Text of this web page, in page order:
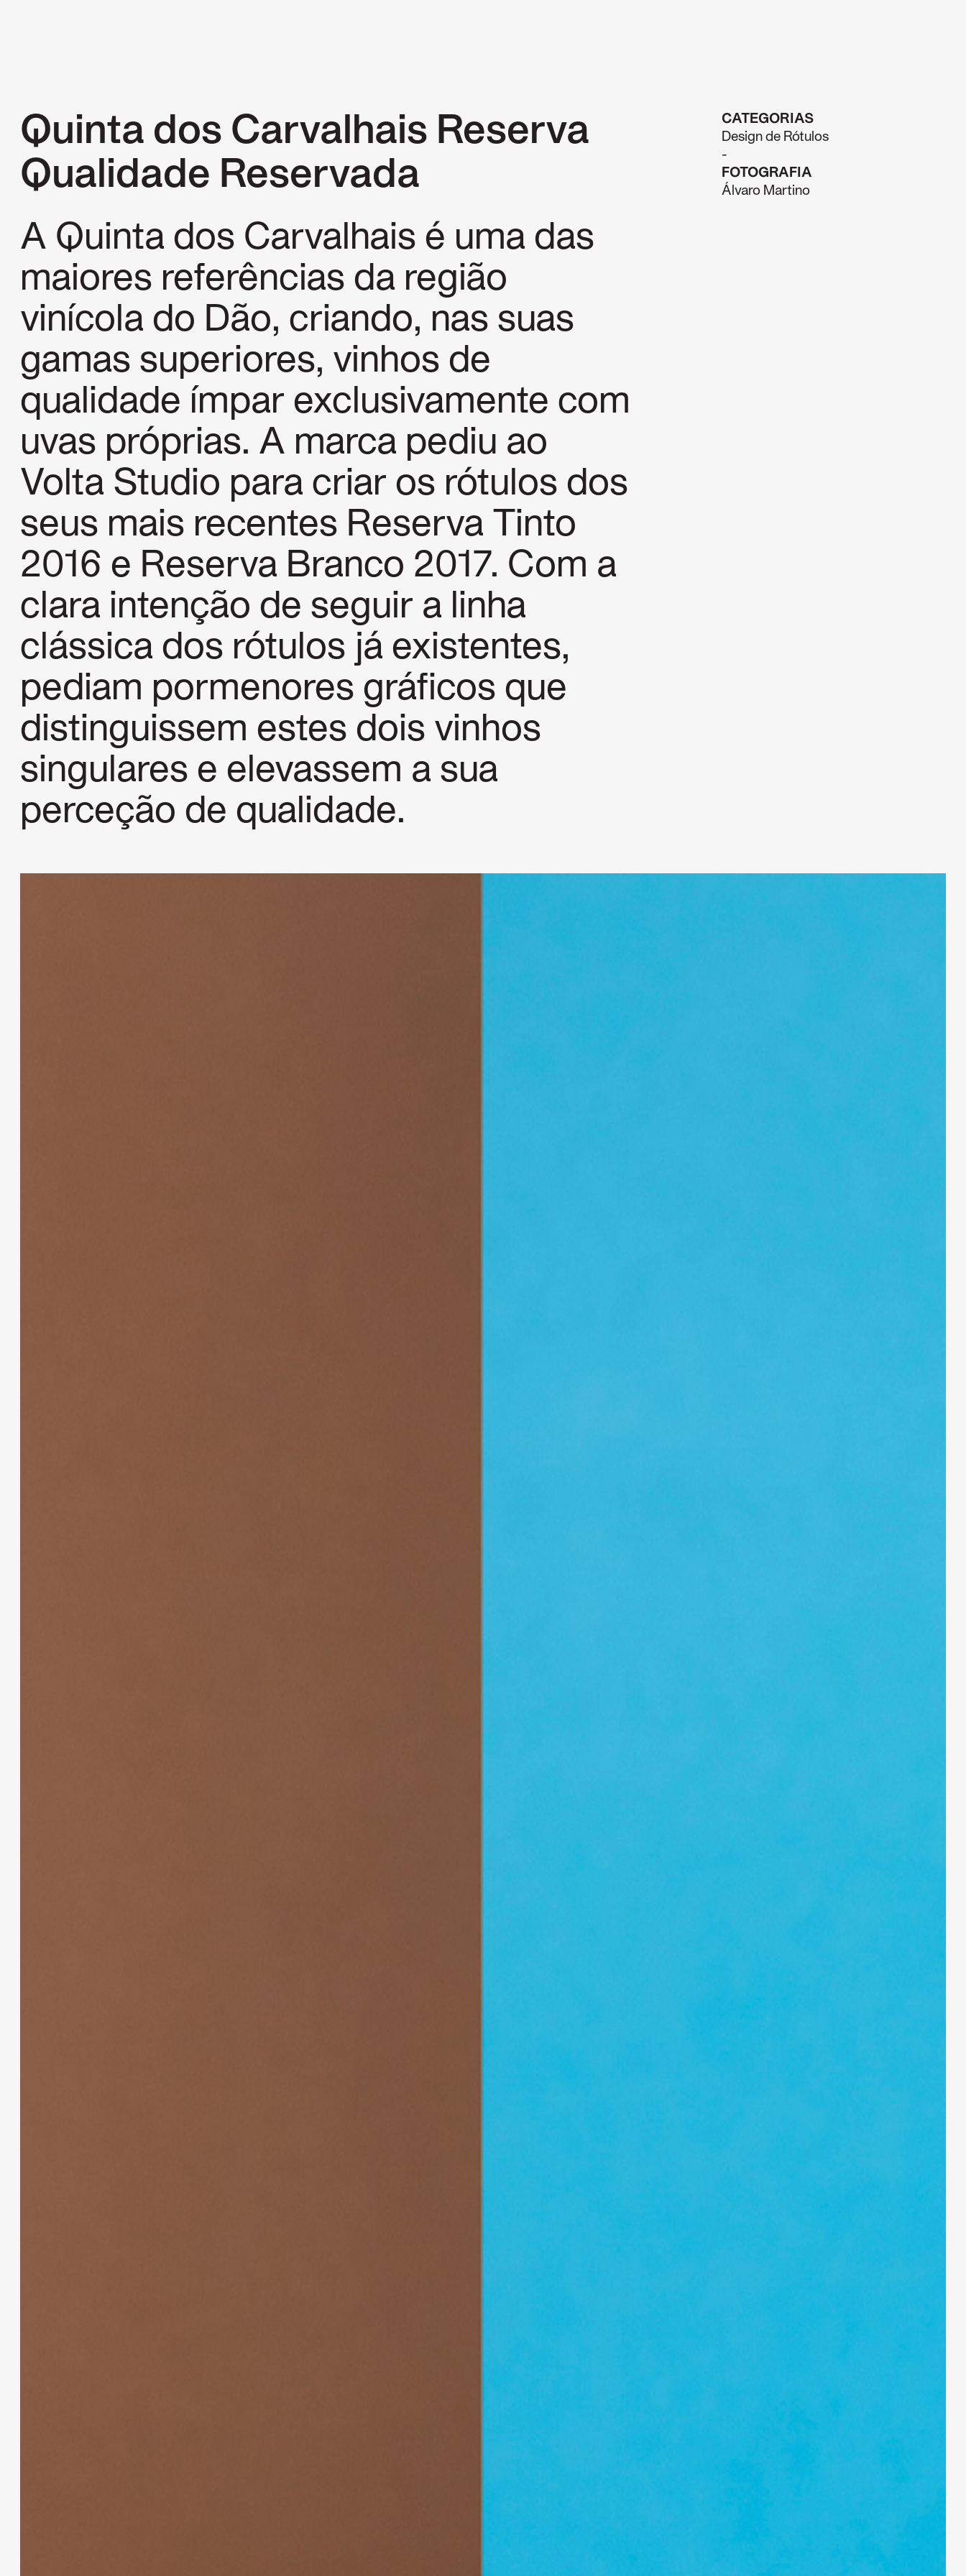
Quinta dos Carvalhais Reserva
Qualidade Reservada
A Quinta dos Carvalhais é uma das
maiores referências da região
vinícola do Dão, criando, nas suas
gamas superiores, vinhos de
qualidade ímpar exclusivamente com
uvas próprias. A marca pediu ao
Volta Studio para criar os rótulos dos
seus mais recentes Reserva Tinto
2016 e Reserva Branco 2017. Com a
clara intenção de seguir a linha
clássica dos rótulos já existentes,
pediam pormenores gráficos que
distinguissem estes dois vinhos
singulares e elevassem a sua
perceção de qualidade.
CATEGORIAS
Design de Rótulos
-
FOTOGRAFIA
Álvaro Martino